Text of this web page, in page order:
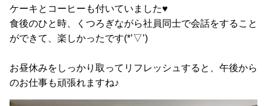
ケーキとコーヒーも付いていました♥
食後のひと時、くつろぎながら社員同士で会話をすること
ができて、楽しかったです(*’▽’)
お昼休みをしっかり取ってリフレッシュすると、午後から
のお仕事も頑張れますね♪